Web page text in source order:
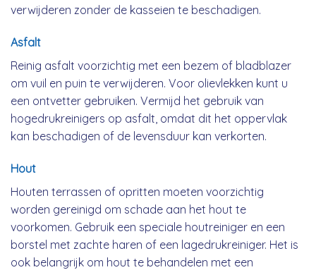
verwijderen zonder de kasseien te beschadigen.
Asfalt
Reinig asfalt voorzichtig met een bezem of bladblazer
om vuil en puin te verwijderen. Voor olievlekken kunt u
een ontvetter gebruiken. Vermijd het gebruik van
hogedrukreinigers op asfalt, omdat dit het oppervlak
kan beschadigen of de levensduur kan verkorten.
Hout
Houten terrassen of opritten moeten voorzichtig
worden gereinigd om schade aan het hout te
voorkomen. Gebruik een speciale houtreiniger en een
borstel met zachte haren of een lagedrukreiniger. Het is
ook belangrijk om hout te behandelen met een